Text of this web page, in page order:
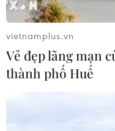
công trên Biển Đen
04/08/2026 05:54
Vì sao
EU đối đầu về chủ
vietnamplus.vn
Vẻ đẹp lãng mạn
thành phố Huế